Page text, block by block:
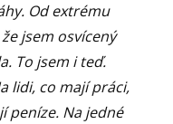
Od extrému
jsem osvícený
To jsem i teď.
lidi, co mají práci,
peníze. Na jedné